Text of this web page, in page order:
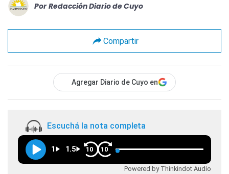
Por Redacción Diario de Cuyo
Compartir
Agregar Diario de Cuyo en
Escuchá la nota completa
1 1.5 10 10
Powered by Thinkindot Audio